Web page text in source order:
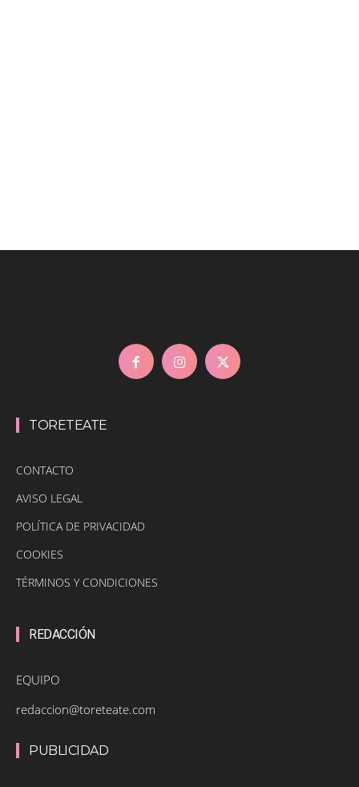
TORETEATE
CONTACTO
AVISO LEGAL
POLÍTICA DE PRIVACIDAD
COOKIES
TÉRMINOS Y CONDICIONES
REDACCIÓN
EQUIPO
redaccion@toreteate.com
PUBLICIDAD